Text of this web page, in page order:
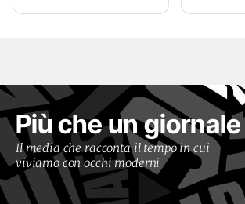
Più che un giornale
Il media che racconta il tempo in cui
viviamo con occhi moderni